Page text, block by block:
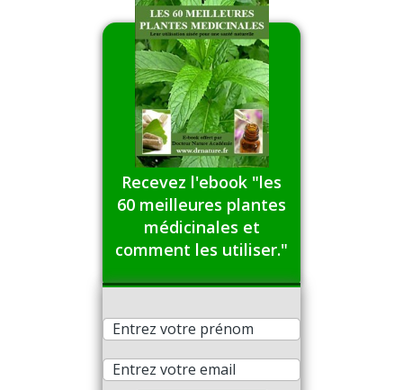
incluent eczéma, urticaire, rhinite allergique,
asthme, allergies alimentaires et réactions aux
venins après une piqûre d’insecte tels que les
guêpes et les abeilles.
La branche de la médecine qui étudie les allergies
est l’allergologie. […]
Recevez l'ebook "les
60 meilleures plantes
médicinales et
comment les utiliser."